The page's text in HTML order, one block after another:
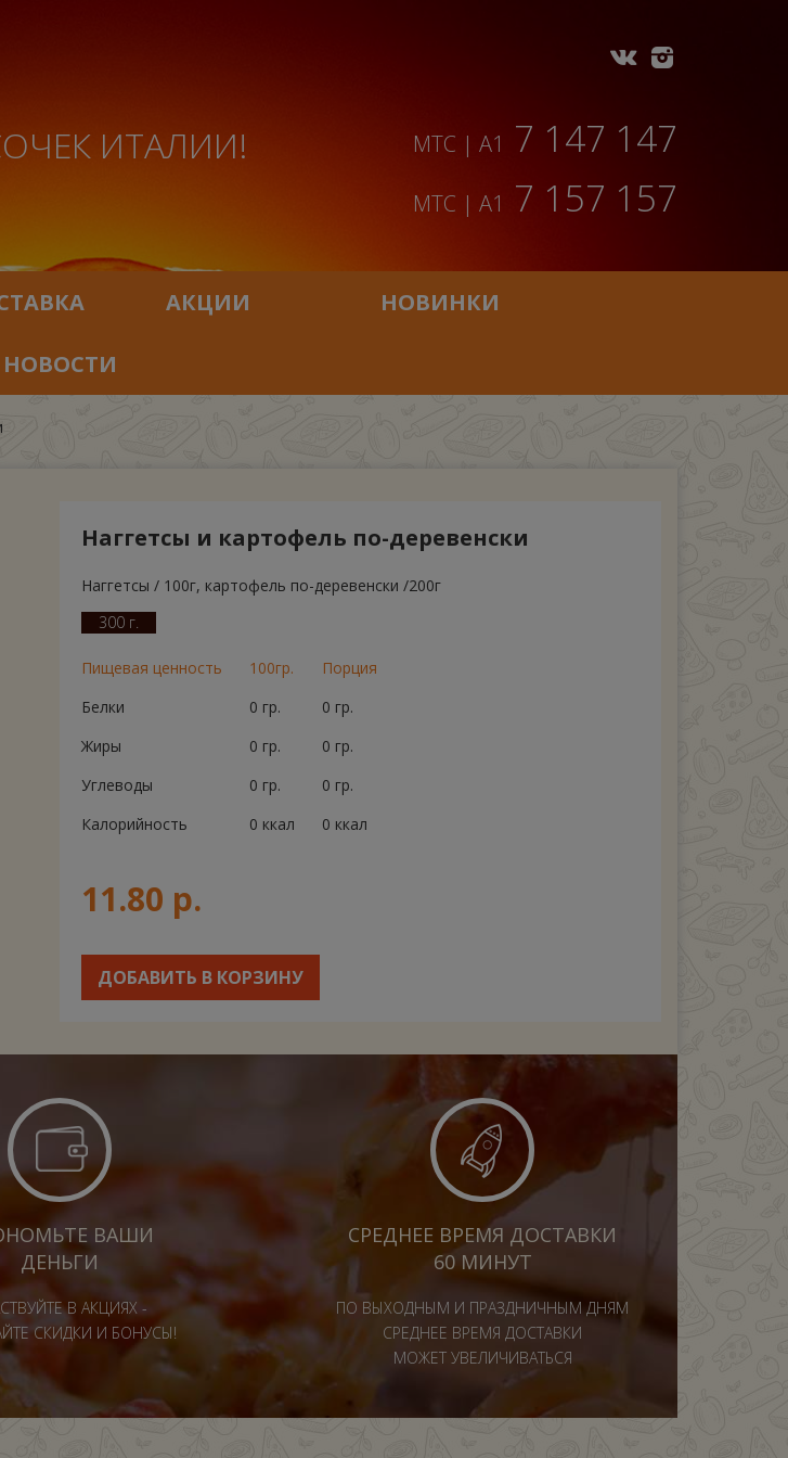
ИТАЛИИ! МТС | A1 7 147 147
МТС | A1 7 157 157
АКЦИИ НОВИНКИ
НОВОСТИ
Наггетсы и картофель по-деревенски
Наггетсы / 100г, картофель по-деревенски /200г
300 г.
Пищевая ценность 100гр.
Порция
Белки
0 гр.
0 гр.
Жиры
0 гр.
0 гр.
Углеводы
0 гр.
0 гр.
Калорийность
0 ккал 0 ккал
11.80 р.
ДОБАВИТЬ В КОРЗИНУ
ВАШИ
ДЕНЬГИ
В АКЦИЯХ -
СКИДКИ И БОНУСЫ!
СРЕДНЕЕ ВРЕМЯ ДОСТАВКИ
60 МИНУТ
ПО ВЫХОДНЫМ И ПРАЗДНИЧНЫМ ДНЯМ
СРЕДНЕЕ ВРЕМЯ ДОСТАВКИ
МОЖЕТ УВЕЛИЧИВАТЬСЯ